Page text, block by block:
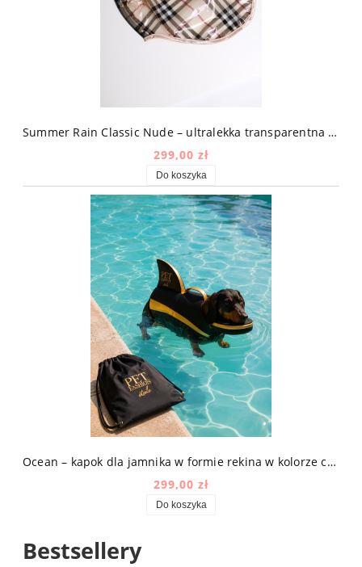
Summer Rain Classic Nude – ultralekka transparentna kurtka przeciwdeszczowa dla psa w kratę
299,00 zł
Do koszyka
Ocean – kapok dla jamnika w formie rekina w kolorze czarno-złotym
299,00 zł
Do koszyka
Bestsellery